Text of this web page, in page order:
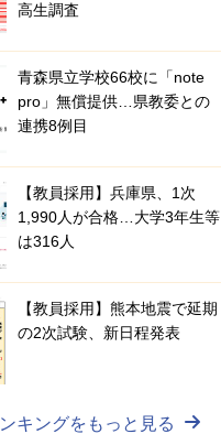
高生調査
青森県立学校66校に「note
pro」無償提供…県教委との
連携8例目
【教員採用】兵庫県、1次
1,990人が合格…大学3年生等
は316人
【教員採用】熊本地震で延期
の2次試験、新日程発表
キングをもっと見る